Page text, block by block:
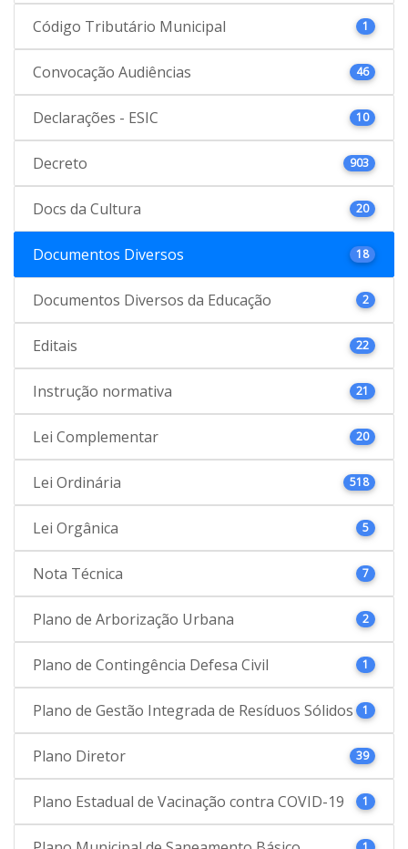
Código Tributário Municipal 1
Convocação Audiências 46
Declarações - ESIC 10
Decreto 903
Docs da Cultura 20
Documentos Diversos 18
Documentos Diversos da Educação 2
Editais 22
Instrução normativa 21
Lei Complementar 20
Lei Ordinária 518
Lei Orgânica 5
Nota Técnica 7
Plano de Arborização Urbana 2
Plano de Contingência Defesa Civil 1
Plano de Gestão Integrada de Resíduos Sólidos 1
Plano Diretor 39
Plano Estadual de Vacinação contra COVID-19 1